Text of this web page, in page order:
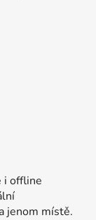
i offline
jenom místě.